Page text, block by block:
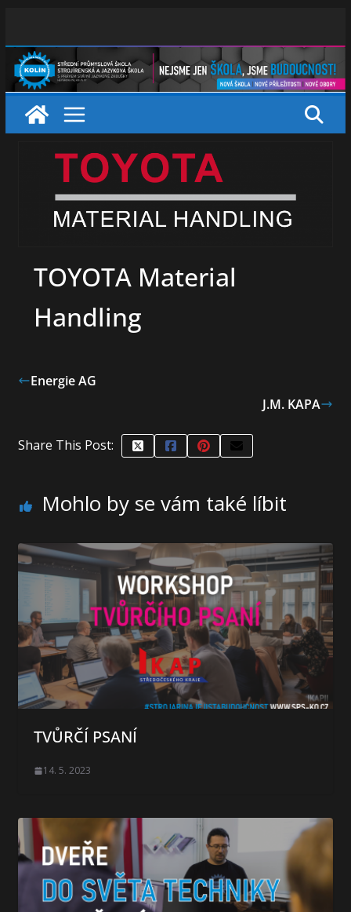
content
TOYOTA Material
Handling
Energie AG
J.M. KAPA
Share This Post:
Mohlo by se vám také líbit
TVŮRČÍ PSANÍ
14. 5. 2023